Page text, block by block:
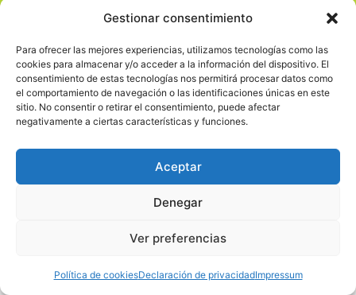
Gestionar consentimiento
Para ofrecer las mejores experiencias, utilizamos tecnologías como las
cookies para almacenar y/o acceder a la información del dispositivo. El
consentimiento de estas tecnologías nos permitirá procesar datos como
el comportamiento de navegación o las identificaciones únicas en este
sitio. No consentir o retirar el consentimiento, puede afectar
negativamente a ciertas características y funciones.
Aceptar
Denegar
Ver preferencias
Política de cookiesDeclaración de privacidadImpressum